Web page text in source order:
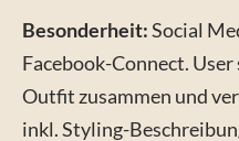
Besonderheit:Social
Facebook-Connect.
Outfit zusammen und
inkl. Styling-